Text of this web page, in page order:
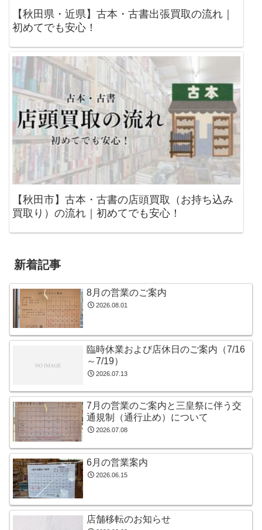
【秋田県・近県】古本・古書出張買取の流れ｜
初めてでも安心！
【秋田市】古本・古書の店頭買取（お持ち込み
買取り）の流れ｜初めてでも安心！
新着記事
8月の営業のご案内
2026.08.01
臨時休業および店休日のご案内（7/16
～7/19）
2026.07.13
7月の営業のご案内と三皇祭に伴う交
通規制（通行止め）について
2026.07.08
6月の営業案内
2026.06.15
店舗移転のお知らせ